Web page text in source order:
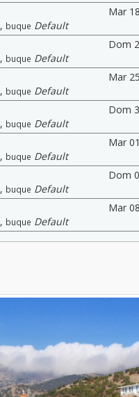
, buque Default
Mar
, buque Default
Dom
, buque Default
Mar
, buque Default
Dom
, buque Default
Mar
, buque Default
Dom
, buque Default
Mar